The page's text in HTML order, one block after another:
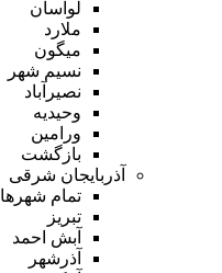
لواسان
ملارد
میگون
نسیم شهر
نصیرآباد
وحیدیه
ورامین
بازگشت
آذربایجان شرقی
تمام شهر‌ها
تبریز
آبش احمد
آذرشهر